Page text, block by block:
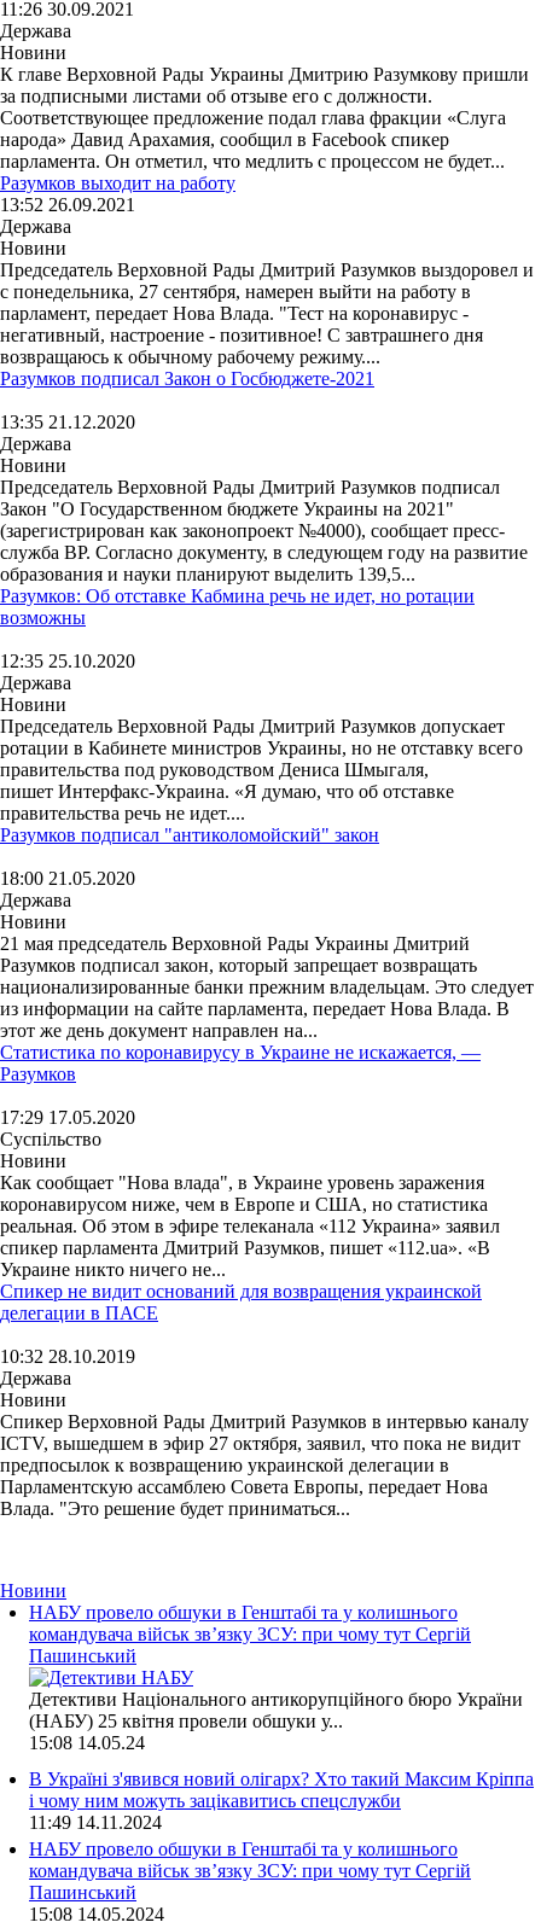
11:26 30.09.2021
Держава
Новини
К главе Верховной Рады Украины Дмитрию Разумкову пришли
за подписными листами об отзыве его с должности.
Соответствующее предложение подал глава фракции «Слуга
народа» Давид Арахамия, сообщил в Facebook спикер
парламента. Он отметил, что медлить с процессом не будет...
Разумков выходит на работу
13:52 26.09.2021
Держава
Новини
Председатель Верховной Рады Дмитрий Разумков выздоровел и
с понедельника, 27 сентября, намерен выйти на работу в
парламент, передает Нова Влада. "Тест на коронавирус -
негативный, настроение - позитивное! С завтрашнего дня
возвращаюсь к обычному рабочему режиму....
Разумков подписал Закон о Госбюджете-2021
13:35 21.12.2020
Держава
Новини
Председатель Верховной Рады Дмитрий Разумков подписал
Закон "О Государственном бюджете Украины на 2021"
(зарегистрирован как законопроект №4000), сообщает пресс-
служба ВР. Согласно документу, в следующем году на развитие
образования и науки планируют выделить 139,5...
Разумков: Об отставке Кабмина речь не идет, но ротации
возможны
12:35 25.10.2020
Держава
Новини
Председатель Верховной Рады Дмитрий Разумков допускает
ротации в Кабинете министров Украины, но не отставку всего
правительства под руководством Дениса Шмыгаля,
пишет Интерфакс-Украина. «Я думаю, что об отставке
правительства речь не идет....
Разумков подписал "антиколомойский" закон
18:00 21.05.2020
Держава
Новини
21 мая председатель Верховной Рады Украины Дмитрий
Разумков подписал закон, который запрещает возвращать
национализированные банки прежним владельцам. Это следует
из информации на сайте парламента, передает Нова Влада. В
этот же день документ направлен на...
Статистика по коронавирусу в Украине не искажается, —
Разумков
17:29 17.05.2020
Суспільство
Новини
Как сообщает "Нова влада", в Украине уровень заражения
коронавирусом ниже, чем в Европе и США, но статистика
реальная. Об этом в эфире телеканала «112 Украина» заявил
спикер парламента Дмитрий Разумков, пишет «112.ua». «В
Украине никто ничего не...
Спикер не видит оснований для возвращения украинской
делегации в ПАСЕ
10:32 28.10.2019
Держава
Новини
Спикер Верховной Рады Дмитрий Разумков в интервью каналу
ICTV, вышедшем в эфир 27 октября, заявил, что пока не видит
предпосылок к возвращению украинской делегации в
Парламентскую ассамблею Совета Европы, передает Нова
Влада. "Это решение будет приниматься...
Новини
НАБУ провело обшуки в Генштабі та у колишнього
командувача військ зв’язку ЗСУ: при чому тут Сергій
Пашинський
Детективи Національного антикорупційного бюро України
(НАБУ) 25 квітня провели обшуки у...
15:08 14.05.24
В Україні з'явився новий олігарх? Хто такий Максим Кріппа
і чому ним можуть зацікавитись спецслужби
11:49 14.11.2024
НАБУ провело обшуки в Генштабі та у колишнього
командувача військ зв’язку ЗСУ: при чому тут Сергій
Пашинський
15:08 14.05.2024